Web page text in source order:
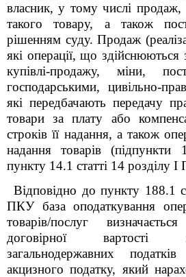
власник, у тому числі
такого товару, а також
рішенням суду. Продаж
які операції, що здійснюються
купівлі-продажу, міни,
господарськими, цивільно-
які передбачають передачу
товари за плату або
строків її надання, а також
надання товарів
пункту 14.1 статті 14 розділу I
Відповідно до пункту 188.1
ПКУ база оподаткування
товарів/послуг
договірної вартості
загальнодержавних
акцизного податку, який